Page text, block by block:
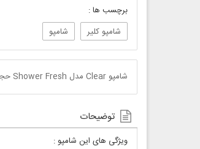
برچسب ها :
شامپو کلیر
شامپو
شامپو Clear مدل Shower Fresh حجم 400 میلی لیتر
توضیحات
ویژگی های این شامپو :